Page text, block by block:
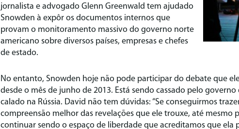
jornalista e advogado Glenn Greenwald tem ajudado
Snowden à expôr os documentos internos que
provam o monitoramento massivo do governo norte
americano sobre diversos países, empresas e chefes
de estado.
No entanto, Snowden hoje não pode participar do debate que
desde o mês de junho de 2013. Está sendo cassado pelo
calado na Rússia. David não tem dúvidas: “Se conseguirmos
compreensão melhor das revelações que ele trouxe, até mesmo
continuar sendo o espaço de liberdade que acreditamos que ela